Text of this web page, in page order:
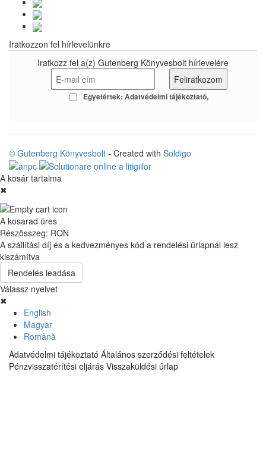
Iratkozzon fel hírlevelünkre
Iratkozz fel a(z) Gutenberg Könyvesbolt hírlevelére
Egyetértek: Adatvédelmi tájékoztató
© Gutenberg Könyvesbolt - Created with Soldigo
A kosár tartalma
✖
A kosarad üres
Részösszeg: RON
A szállítási díj és a kedvezményes kód a rendelési űrlapnál lesz
kiszámítva
Rendelés leadása
Válassz nyelvet
✖
English
Magyar
Română
Adatvédelmi tájékoztató Általános szerződési feltételek
Pénzvisszatérítési eljárás Visszaküldési űrlap